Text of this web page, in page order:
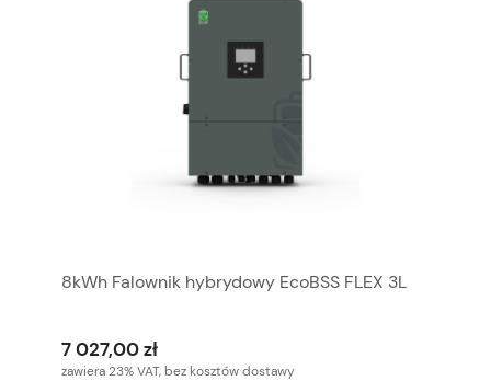
8kWh Falownik hybrydowy EcoBSS FLEX 3L
7 027,00 zł
zawiera 23% VAT, bez kosztów dostawy